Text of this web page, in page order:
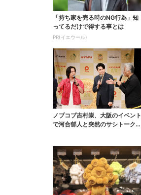
「持ち家を売る時のNG行為」知
ってるだけで得する事とは
PR(イエウール)
ノブコブ吉村崇、大阪のイベント
で河合郁人と突然のサシトーク…